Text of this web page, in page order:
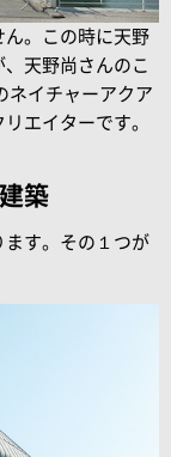
。この時に 天野
天野尚さんのこ
ネイチャーアクア
エイターです。
築
ます。その１つが